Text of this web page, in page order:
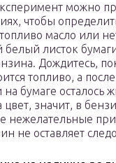
можно
чтобы
масло или
белый листок
Дождитесь,
топливо, а
на бумаге осталось
значит, в
нежелательные
не оставляет